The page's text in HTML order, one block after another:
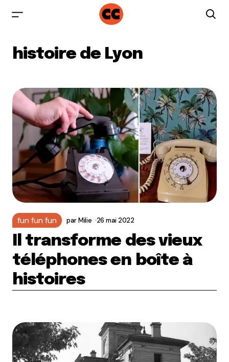
histoire de Lyon
fun fun fun parMilie 26 mai 2022
Il transforme des vieux
téléphones en boîte à
histoires